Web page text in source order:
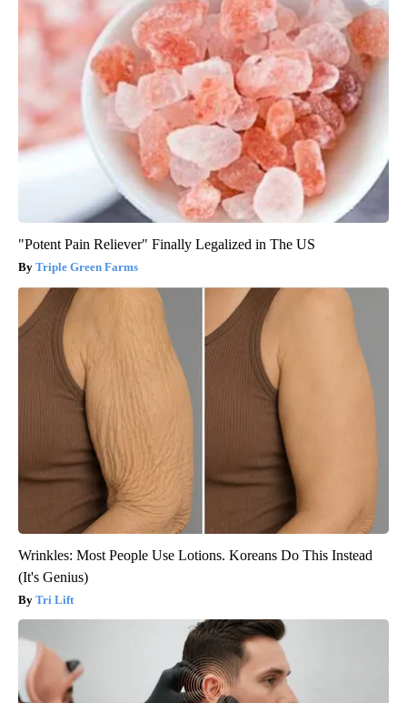
"Potent Pain Reliever" Finally Legalized in The US
Triple Green Farms
Wrinkles: Most People Use Lotions. Koreans Do This Instead
(It's Genius)
Tri Lift